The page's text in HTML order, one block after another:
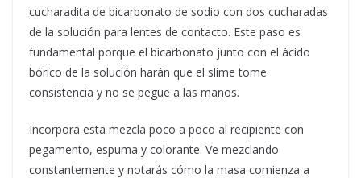
cucharadita de bicarbonato de sodio con dos cucharadas
de la solución para lentes de contacto. Este paso es
fundamental porque el bicarbonato junto con el ácido
bórico de la solución harán que el slime tome
consistencia y no se pegue a las manos.
Incorpora esta mezcla poco a poco al recipiente con
pegamento, espuma y colorante. Ve mezclando
constantemente y notarás cómo la masa comienza a